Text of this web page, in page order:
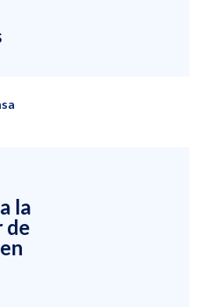
la
de